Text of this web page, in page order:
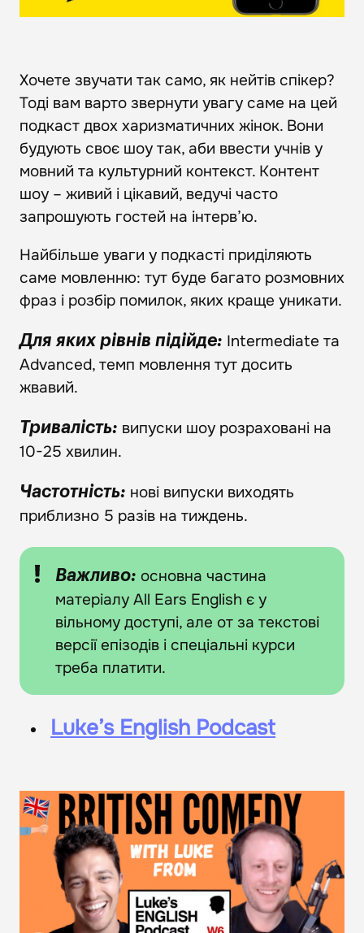
Хочете звучати так само, як нейтів спікер?
Тоді вам варто звернути увагу саме на цей
подкаст двох харизматичних жінок. Вони
будують своє шоу так, аби ввести учнів у
мовний та культурний контекст. Контент
шоу – живий і цікавий, ведучі часто
запрошують гостей на інтерв’ю.
Найбільше уваги у подкасті приділяють
саме мовленню: тут буде багато розмовних
фраз і розбір помилок, яких краще уникати.
Для яких рівнів підійде: Intermediate та
Advanced, темп мовлення тут досить
жвавий.
Тривалість: випуски шоу розраховані на
10-25 хвилин.
Частотність: нові випуски виходять
приблизно 5 разів на тиждень.
Важливо: основна частина
матеріалу All Ears English є у
вільному доступі, але от за текстові
версії епізодів і спеціальні курси
треба платити.
Luke’s English Podcast